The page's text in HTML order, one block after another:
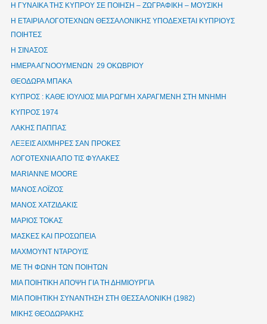
Η ΓΥΝΑΙΚΑ ΤΗΣ ΚΥΠΡΟΥ ΣΕ ΠΟΙΗΣΗ – ΖΩΓΡΑΦΙΚΗ – ΜΟΥΣΙΚΗ
Η ΕΤΑΙΡΙΑ ΛΟΓΟΤΕΧΝΩΝ ΘΕΣΣΑΛΟΝΙΚΗΣ ΥΠΟΔΕΧΕΤΑΙ ΚΥΠΡΙΟΥΣ
ΠΟΙΗΤΕΣ
Η ΣΙΝΑΣΟΣ
ΗΜΕΡΑ ΑΓΝΟΟΥΜΕΝΩΝ 29 ΟΚΩΒΡΙΟΥ
ΘΕΟΔΩΡΑ ΜΠΑΚΑ
ΚΥΠΡΟΣ : ΚΑΘΕ ΙΟΥΛΙΟΣ ΜΙΑ ΡΩΓΜΗ ΧΑΡΑΓΜΕΝΗ ΣΤΗ ΜΝΗΜΗ
ΚΥΠΡΟΣ 1974
ΛΑΚΗΣ ΠΑΠΠΑΣ
ΛΕΞΕΙΣ ΑΙΧΜΗΡΕΣ ΣΑΝ ΠΡΟΚΕΣ
ΛΟΓΟΤΕΧΝΙΑ ΑΠΟ ΤΙΣ ΦΥΛΑΚΕΣ
ΜΑRIANNE MOORE
ΜΑΝΟΣ ΛΟΪΖΟΣ
ΜΑΝΟΣ ΧΑΤΖΙΔΑΚΙΣ
ΜΑΡΙΟΣ ΤΟΚΑΣ
ΜΑΣΚΕΣ ΚΑΙ ΠΡΟΣΩΠΕΙΑ
ΜΑΧΜΟΥΝΤ ΝΤΑΡΟΥΙΣ
ΜΕ ΤΗ ΦΩΝΗ ΤΩΝ ΠΟΙΗΤΩΝ
ΜΙΑ ΠΟΙΗΤΙΚΗ ΑΠΟΨΗ ΓΙΑ ΤΗ ΔΗΜΙΟΥΡΓΙΑ
ΜΙΑ ΠΟΙΗΤΙΚΗ ΣΥΝΑΝΤΗΣΗ ΣΤΗ ΘΕΣΣΑΛΟΝΙΚΗ (1982)
ΜΙΚΗΣ ΘΕΟΔΩΡΑΚΗΣ